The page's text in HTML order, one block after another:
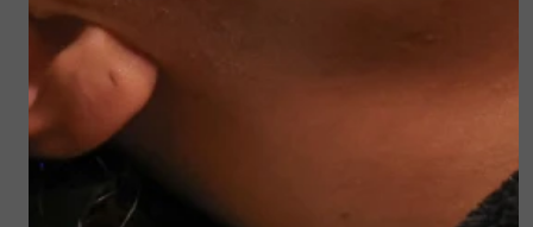
• 31 december 2024 t/m 2 januari 2025
De maand december staat helemaal volgeboekt
met afspraken. Wil je nog producten bestellen,
laat dit op tijd weten, zodat ik de producten
bestellen.